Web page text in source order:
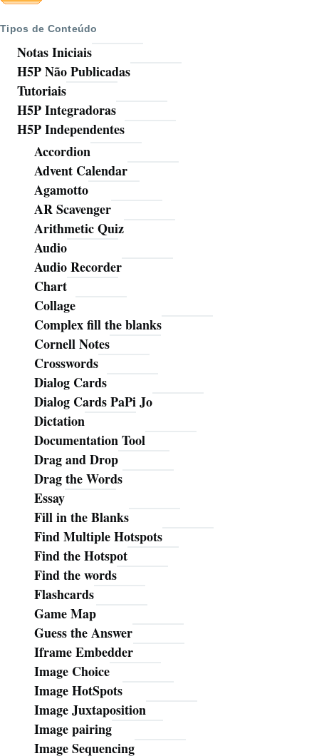
Tipos de Conteúdo
Notas Iniciais
H5P Não Publicadas
Tutoriais
H5P Integradoras
H5P Independentes
Accordion
Advent Calendar
Agamotto
AR Scavenger
Arithmetic Quiz
Audio
Audio Recorder
Chart
Collage
Complex fill the blanks
Cornell Notes
Crosswords
Dialog Cards
Dialog Cards PaPi Jo
Dictation
Documentation Tool
Drag and Drop
Drag the Words
Essay
Fill in the Blanks
Find Multiple Hotspots
Find the Hotspot
Find the words
Flashcards
Game Map
Guess the Answer
Iframe Embedder
Image Choice
Image HotSpots
Image Juxtaposition
Image pairing
Image Sequencing